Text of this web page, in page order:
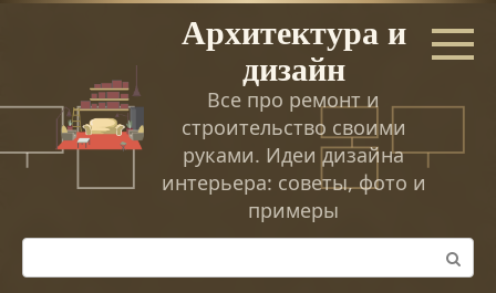
Перейти
Архитектура и
дизайн
Все про ремонт и
строительство своими
руками. Идеи дизайна
интерьера: советы, фото и
примеры
Поиск: